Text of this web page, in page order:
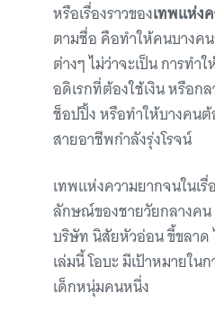
หรือเรื่องราวของเทพแห่ง
ตามชื่อ คือทำให้คนบางค
ต่างๆ ไม่ว่าจะเป็น การท
อดิเรกที่ต้องใช้เงิน หรือก
ช็อปปิ้ง หรือทำให้บางคน
สายอาชีพกำลังรุ่งโรจน์
เทพแห่งความยากจนในเ
ลักษณ์ของชายวัยกลางคน
บริษัท นิสัยหัวอ่อน ขี้ขลาด
เล่มนี้ โอบะ มีเป้าหมายใน
เด็กหนุ่มคนหนึ่ง